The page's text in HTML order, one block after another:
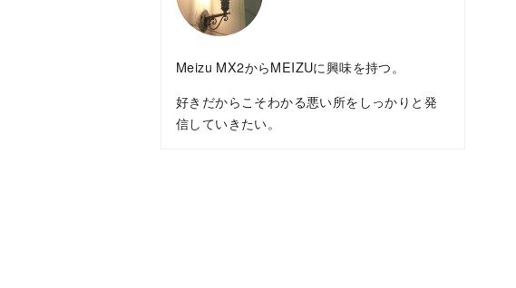
Meizu MX2からMEIZUに興味を持つ。
好きだからこそわかる悪い所をしっかりと発
信していきたい。